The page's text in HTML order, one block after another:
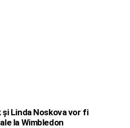
Linda Noskova vor fi
la Wimbledon